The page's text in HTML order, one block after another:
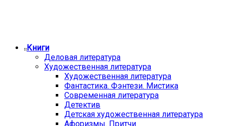
Книги
Деловая литература
Художественная литература
Художественная литература
Фантастика. Фэнтези. Мистика
Современная литература
Детектив
Детская художественная литература
Афоризмы. Притчи